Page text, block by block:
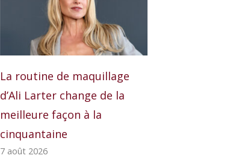
La routine de maquillage
d’Ali Larter change de la
meilleure façon à la
cinquantaine
7 août 2026